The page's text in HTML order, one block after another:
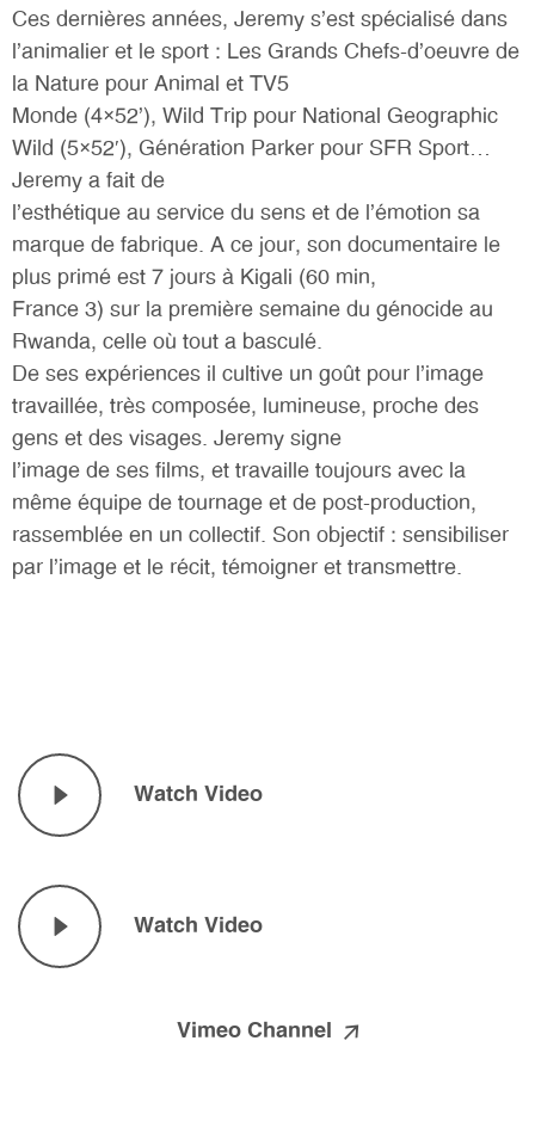
Ces dernières années, Jeremy s’est spécialisé dans
l’animalier et le sport : Les Grands Chefs-d’oeuvre de
la Nature pour Animal et TV5
Monde (4×52’), Wild Trip pour National Geographic
Wild (5×52′), Génération Parker pour SFR Sport…
Jeremy a fait de
l’esthétique au service du sens et de l’émotion sa
marque de fabrique. A ce jour, son documentaire le
plus primé est 7 jours à Kigali (60 min,
France 3) sur la première semaine du génocide au
Rwanda, celle où tout a basculé.
De ses expériences il cultive un goût pour l’image
travaillée, très composée, lumineuse, proche des
gens et des visages. Jeremy signe
l’image de ses films, et travaille toujours avec la
même équipe de tournage et de post-production,
rassemblée en un collectif. Son objectif : sensibiliser
par l’image et le récit, témoigner et transmettre.
Watch Video
Watch Video
Vimeo Channel